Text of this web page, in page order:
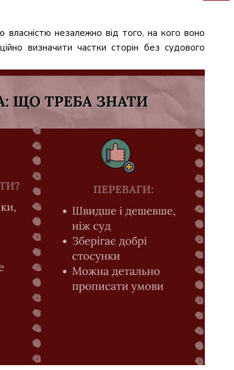
незалежно від того, на кого воно
визначити частки сторін без судового